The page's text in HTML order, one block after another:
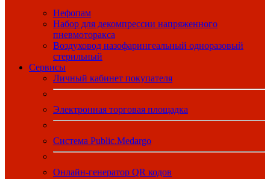
Нефопам
Набор для декомпрессии напряженного
пневмоторакса
Воздуховод назофарингеальный одноразовый
стерильный
Сервисы
Личный кабинет покупателя
Электронная торговая площадка
Система Public.Medargo
Онлайн-генератор QR кодов